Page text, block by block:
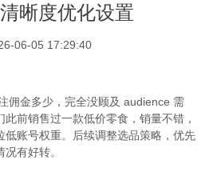
晰度优化设置
06-05 17:29:40
佣金多少，完全没顾及 audience 需
此前销售过一款低价零食，销量不错，
低账号权重。后续调整选品策略，优先
有好转。